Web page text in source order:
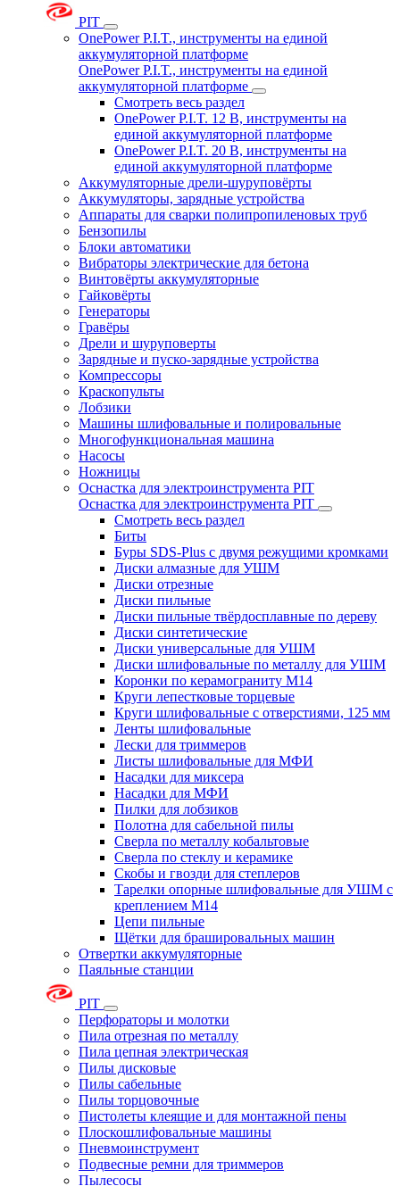
PIT
OnePower P.I.T., инструменты на единой
аккумуляторной платформе
OnePower P.I.T., инструменты на единой
аккумуляторной платформе
Смотреть весь раздел
OnePower P.I.T. 12 В, инструменты на
единой аккумуляторной платформе
OnePower P.I.T. 20 В, инструменты на
единой аккумуляторной платформе
Аккумуляторные дрели-шуруповёрты
Аккумуляторы, зарядные устройства
Аппараты для сварки полипропиленовых труб
Бензопилы
Блоки автоматики
Вибраторы электрические для бетона
Винтовёрты аккумуляторные
Гайковёрты
Генераторы
Гравёры
Дрели и шуруповерты
Зарядные и пуско-зарядные устройства
Компрессоры
Краскопульты
Лобзики
Машины шлифовальные и полировальные
Многофункциональная машина
Насосы
Ножницы
Оснастка для электроинструмента PIT
Оснастка для электроинструмента PIT
Смотреть весь раздел
Биты
Буры SDS-Plus c двумя режущими кромками
Диски алмазные для УШМ
Диски отрезные
Диски пильные
Диски пильные твёрдосплавные по дереву
Диски синтетические
Диски универсальные для УШМ
Диски шлифовальные по металлу для УШМ
Коронки по керамограниту M14
Круги лепестковые торцевые
Круги шлифовальные с отверстиями, 125 мм
Ленты шлифовальные
Лески для триммеров
Листы шлифовальные для МФИ
Насадки для миксера
Насадки для МФИ
Пилки для лобзиков
Полотна для сабельной пилы
Сверла по металлу кобальтовые
Сверла по стеклу и керамике
Скобы и гвозди для степлеров
Тарелки опорные шлифовальные для УШМ с
креплением М14
Цепи пильные
Щётки для брашировальных машин
Отвертки аккумуляторные
Паяльные станции
PIT
Перфораторы и молотки
Пила отрезная по металлу
Пила цепная электрическая
Пилы дисковые
Пилы сабельные
Пилы торцовочные
Пистолеты клеящие и для монтажной пены
Плоскошлифовальные машины
Пневмоинструмент
Подвесные ремни для триммеров
Пылесосы